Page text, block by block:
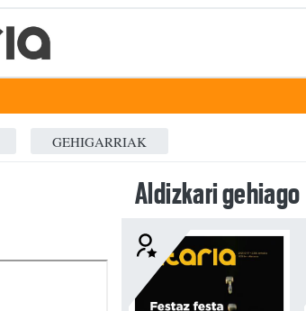
GEHIGARRIAK
Aldizkari gehiago